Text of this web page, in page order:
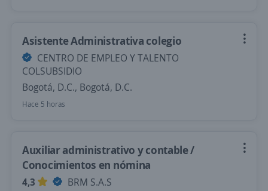
Asistente Administrativa colegio
CENTRO DE EMPLEO Y TALENTO
COLSUBSIDIO
Bogotá, D.C., Bogotá, D.C.
Hace 5 horas
Auxiliar administrativo y contable /
Conocimientos en nómina
4,3
BRM S.A.S